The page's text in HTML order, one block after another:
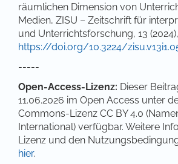
räumlichen Dimension von
Medien, ZISU – Zeitschrift für
und Unterrichtsforschung, 13
https://doi.org/10.3224/
-----
Open-Access-Lizenz: Dieser
11.06.2026 im Open Access unter
Commons-Lizenz CC BY 4.0
International) verfügbar. Weitere
Lizenz und den
hier.